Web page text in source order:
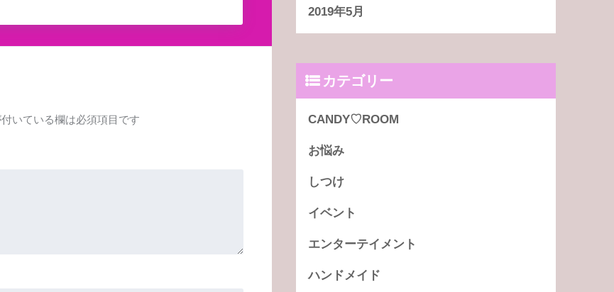
付いている欄は必須項目です
2019年5月
カテゴリー
CANDY♡ROOM
お悩み
しつけ
イベント
エンターテイメント
ハンドメイド